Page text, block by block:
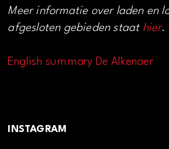
Meer informatie over laden en
afgesloten gebieden staat hier.
English summary De Alkenaer
INSTAGRAM